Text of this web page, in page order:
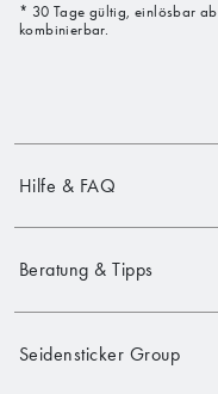
* 30 Tage gültig, einlösbar
kombinierbar.
Hilfe & FAQ
Beratung & Tipps
Seidensticker Group